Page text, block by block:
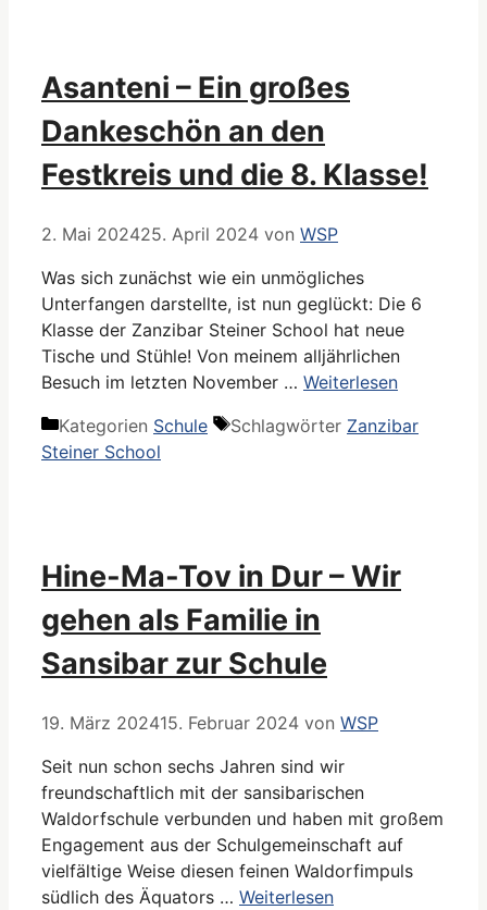
Asanteni – Ein großes
Dankeschön an den
Festkreis und die 8. Klasse!
2. Mai 202425. April 2024 von WSP
Was sich zunächst wie ein unmögliches
Unterfangen darstellte, ist nun geglückt: Die 6
Klasse der Zanzibar Steiner School hat neue
Tische und Stühle! Von meinem alljährlichen
Besuch im letzten November … Weiterlesen
Kategorien Schule Schlagwörter Zanzibar
Steiner School
Hine-Ma-Tov in Dur – Wir
gehen als Familie in
Sansibar zur Schule
19. März 202415. Februar 2024 von WSP
Seit nun schon sechs Jahren sind wir
freundschaftlich mit der sansibarischen
Waldorfschule verbunden und haben mit großem
Engagement aus der Schulgemeinschaft auf
vielfältige Weise diesen feinen Waldorfimpuls
südlich des Äquators … Weiterlesen